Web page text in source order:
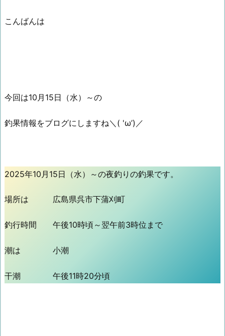
こんばんは
今回は10月15日（水）～の
釣果情報をブログにしますね＼( 'ω’)／
2025年10月15日（水）～の夜釣りの釣果です。
場所は 広島県呉市下蒲刈町
釣行時間 午後10時頃～翌午前3時位まで
潮は 小潮
干潮 午後11時20分頃